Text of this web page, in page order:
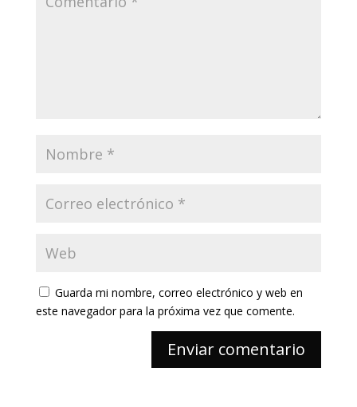
Guarda mi nombre, correo electrónico y web en
este navegador para la próxima vez que comente.